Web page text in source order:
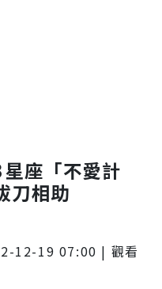
座「不愛計
刀相助
12-19 07:00 | 觀看